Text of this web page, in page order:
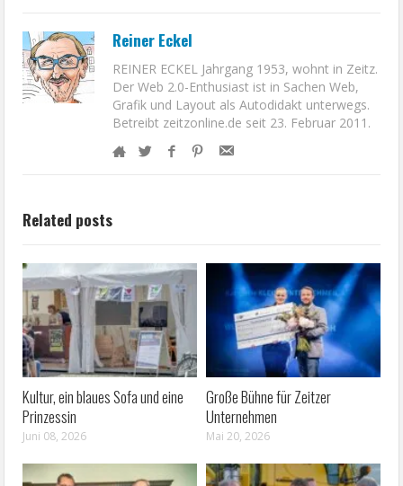
Reiner Eckel
REINER ECKEL Jahrgang 1953, wohnt in Zeitz.
Der Web 2.0-Enthusiast ist in Sachen Web,
Grafik und Layout als Autodidakt unterwegs.
Betreibt zeitzonline.de seit 23. Februar 2011.
Related posts
Kultur, ein blaues Sofa und eine
Prinzessin
Juni 08, 2026
Große Bühne für Zeitzer
Unternehmen
Mai 20, 2026